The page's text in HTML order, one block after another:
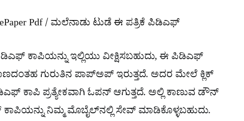
ePaper Pdf / ಮಲೆನಾಡು ಟುಡೆ ಈ ಪತ್ರಿಕೆ ಪಿಡಿಎಫ್​
ಕಾಪಿಯನ್ನು ಇಲ್ಲಿಯು ವೀಕ್ಷಿಸಬಹುದು, ಈ ಪಿಡಿಎಫ್​
ಗುರುತಿನ ಪಾಪ್​ಅಪ್​ ಇರುತ್ತದೆ. ಅದರ ಮೇಲೆ ಕ್ಲಿಕ್
ಕಾಪಿ ಪ್ರತ್ಯೇಕವಾಗಿ ಓಪನ್​ ಆಗುತ್ತದೆ. ಅಲ್ಲಿ ಕಾಣುವ ಡೌನ್​
ನಿಮ್ಮ ಮೊಬೈಲ್​​ನಲ್ಲಿ ಸೇವ್ ಮಾಡಿಕೊಳ್ಳಬಹುದು.